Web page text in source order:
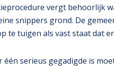
vergt behoorlijk
snippers grond. De
te tuigen als vast staat dat
één serieus gegadigde is